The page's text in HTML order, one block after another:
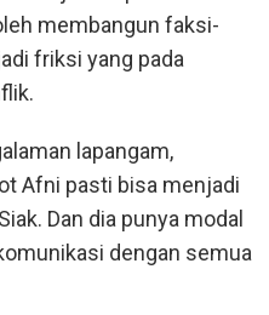
membangun faksi-
friksi yang pada
lapangam,
Afni pasti bisa menjadi
Dan dia punya modal
dengan semua